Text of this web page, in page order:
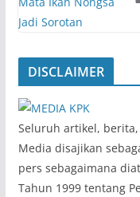
DISCLAIMER
‎Seluruh artikel,
Media disajikan
pers sebagaimana
Tahun 1999 tentang